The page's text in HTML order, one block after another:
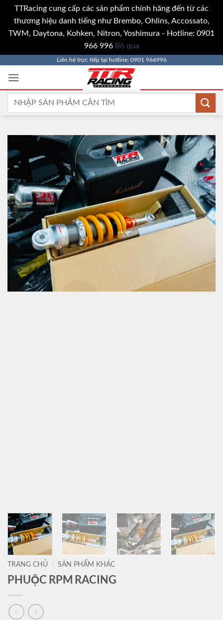
TTRacing cung cấp các sản phẩm chính hãng đến từ các
thương hiệu danh tiếng như Brembo, Ohlins, Accossato,
TWM, Daytona, Kohken, Nitron, Yoshimura - Hotline: 0901
966 996 Bỏ qua
qua
Liên hệ trực tiếp tại hotline: 0901 966996
Tìm
TRANG CHỦ / SẢN PHẨM KHÁC
PHUỘC RPM RACING